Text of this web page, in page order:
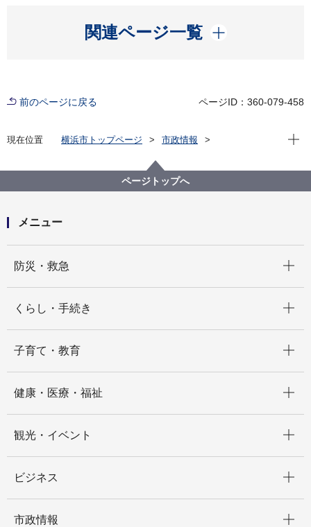
関連ページ一覧
開く
前のページに戻る ページID：360-079-458
現在位置 横浜市トップページ
市政情報
第６回横浜国際園芸博覧会旭区推進協議会を開催しま
す
現在
ページトップへ
メニュー
防災・救急
くらし・手続き
子育て・教育
健康・医療・福祉
観光・イベント
ビジネス
市政情報